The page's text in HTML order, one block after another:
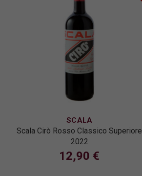
SCALA
Scala Cirò Rosso Classico Superiore
2022
12,90 €